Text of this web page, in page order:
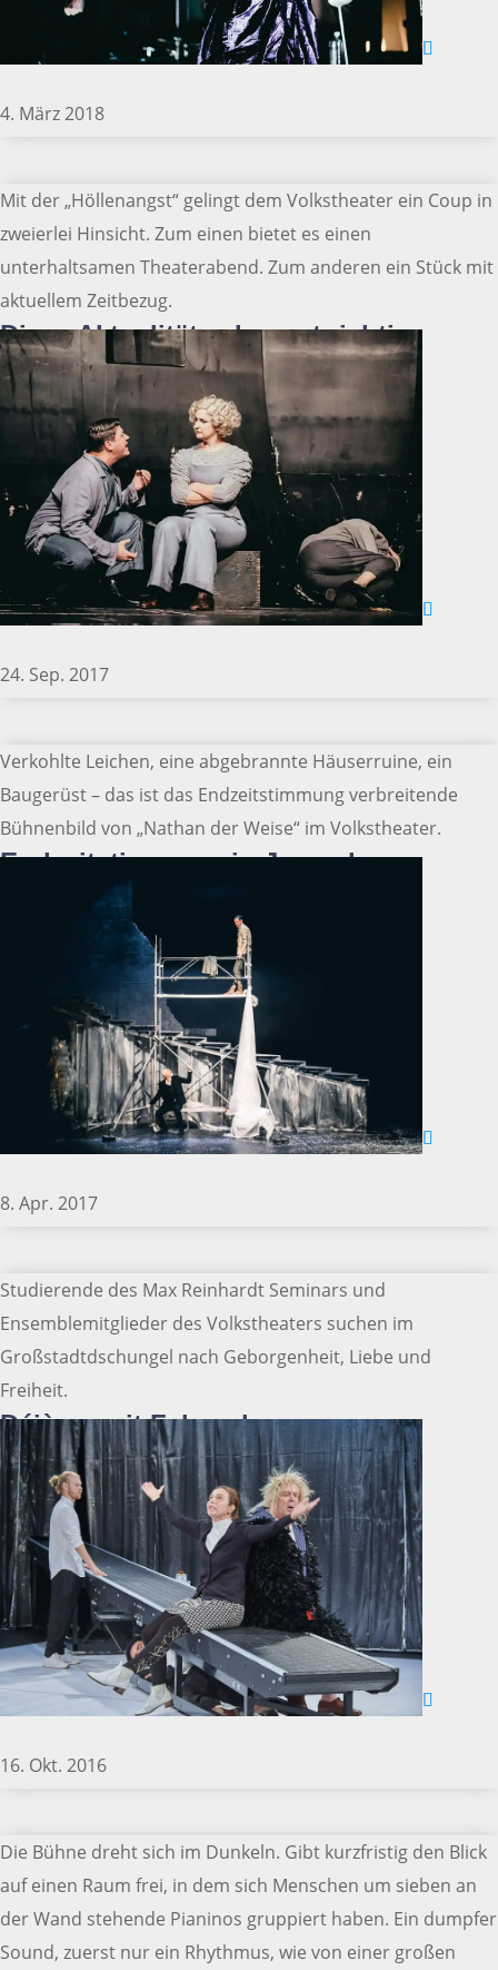
4. März 2018
Diese Aktualität schmerzt richtig
24. Sep. 2017
Mit der „Höllenangst“ gelingt dem Volkstheater ein Coup in
zweierlei Hinsicht. Zum einen bietet es einen
unterhaltsamen Theaterabend. Zum anderen ein Stück mit
aktuellem Zeitbezug.
Endzeitstimmung in Jerusalem
8. Apr. 2017
Verkohlte Leichen, eine abgebrannte Häuserruine, ein
Baugerüst – das ist das Endzeitstimmung verbreitende
Bühnenbild von „Nathan der Weise“ im Volkstheater.
Déjà vu mit Fahrrad
16. Okt. 2016
Studierende des Max Reinhardt Seminars und
Ensemblemitglieder des Volkstheaters suchen im
Großstadtdschungel nach Geborgenheit, Liebe und
Freiheit.
Die Bühne dreht sich im Dunkeln. Gibt kurzfristig den Blick
auf einen Raum frei, in dem sich Menschen um sieben an
der Wand stehende Pianinos gruppiert haben. Ein dumpfer
Sound, zuerst nur ein Rhythmus, wie von einer großen